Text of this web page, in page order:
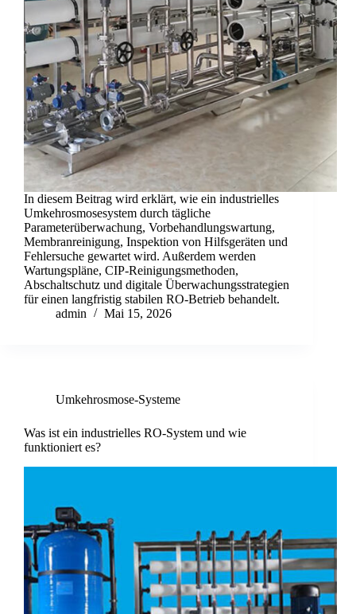
In diesem Beitrag wird erklärt, wie ein industrielles
Umkehrosmosesystem durch tägliche
Parameterüberwachung, Vorbehandlungswartung,
Membranreinigung, Inspektion von Hilfsgeräten und
Fehlersuche gewartet wird. Außerdem werden
Wartungspläne, CIP-Reinigungsmethoden,
Abschaltschutz und digitale Überwachungsstrategien
für einen langfristig stabilen RO-Betrieb behandelt.
admin
Mai 15, 2026
Umkehrosmose-Systeme
Was ist ein industrielles RO-System und wie
funktioniert es?